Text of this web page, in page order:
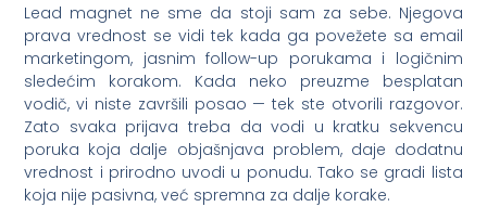
Lead magnet ne sme da stoji sam za sebe. Njegova
prava vrednost se vidi tek kada ga povežete sa email
marketingom, jasnim follow-up porukama i logičnim
sledećim korakom. Kada neko preuzme besplatan
vodič, vi niste završili posao — tek ste otvorili razgovor.
Zato svaka prijava treba da vodi u kratku sekvencu
poruka koja dalje objašnjava problem, daje dodatnu
vrednost i prirodno uvodi u ponudu. Tako se gradi lista
koja nije pasivna, već spremna za dalje korake.